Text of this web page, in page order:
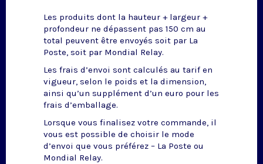
Les produits dont la hauteur + largeur +
profondeur ne dépassent pas 150 cm au
total peuvent être envoyés soit par La
Poste, soit par Mondial Relay.
Les frais d’envoi sont calculés au tarif en
vigueur, selon le poids et la dimension,
ainsi qu’un supplément d’un euro pour les
frais d’emballage.
Lorsque vous finalisez votre commande, il
vous est possible de choisir le mode
d’envoi que vous préférez – La Poste ou
Mondial Relay.